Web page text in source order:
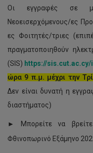
Οι εγγραφές σε
Νεοεισερχόμενους/ες
ες Φοιτητές/τριες
πραγματοποιηθούν
(SIS) https://sis.cut.ac.cy/
ώρα 9 π.μ. μέχρι την
Δεν είναι δυνατή η
διαστήματος)
► Μπορείτε να
Φθινοπωρινό Εξάμηνο